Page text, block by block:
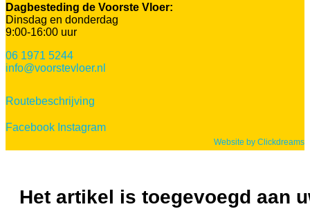
Dagbesteding de Voorste Vloer:
Dinsdag en donderdag
9:00-16:00 uur
06 1971 5244
info@voorstevloer.nl
Routebeschrijving
Facebook Instagram
Website by Clickdreams
Het artikel is toegevoegd aan